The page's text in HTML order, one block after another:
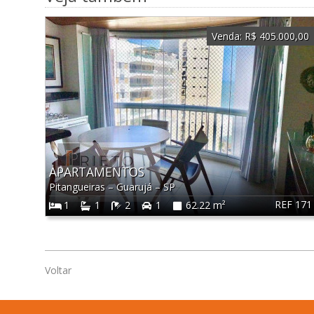
REF 171
APARTAMENTOS
Pitangueiras–Guarujá–SP
1
1 2 1 62.22 m²
Venda: R$ 405.000,00
Voltar